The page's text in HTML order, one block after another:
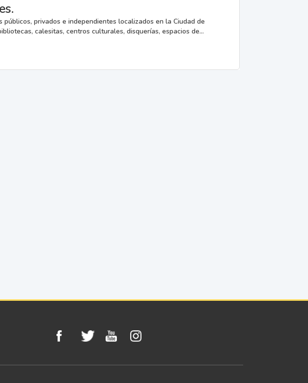
privados e independientes localizados en la Ciudad de
calesitas, centros culturales, disquerías, espacios de...